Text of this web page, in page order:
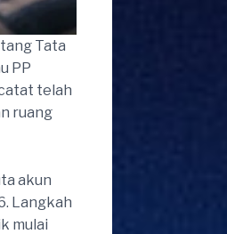
Tata
PP
telah
ruang
akun
Langkah
mulai